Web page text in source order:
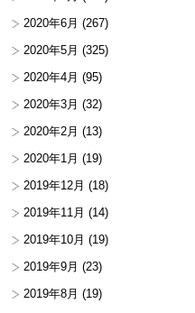
2020年6月 (267)
2020年5月 (325)
2020年4月 (95)
2020年3月 (32)
2020年2月 (13)
2020年1月 (19)
2019年12月 (18)
2019年11月 (14)
2019年10月 (19)
2019年9月 (23)
2019年8月 (19)